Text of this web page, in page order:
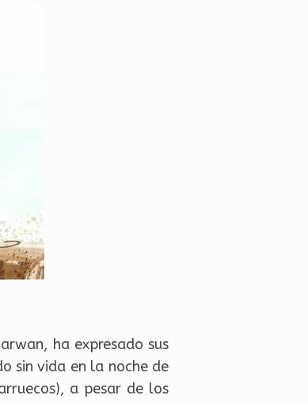
ha expresado sus
sin vida en la noche de
a pesar de los